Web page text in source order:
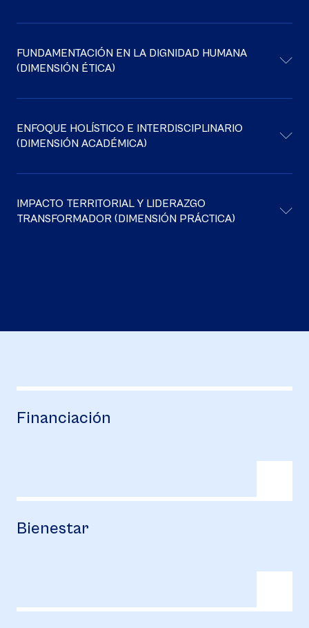
FUNDAMENTACIÓN EN LA DIGNIDAD HUMANA
(DIMENSIÓN ÉTICA)
ENFOQUE HOLÍSTICO E INTERDISCIPLINARIO
(DIMENSIÓN ACADÉMICA)
IMPACTO TERRITORIAL Y LIDERAZGO
TRANSFORMADOR (DIMENSIÓN PRÁCTICA)
Financiación
Bienestar